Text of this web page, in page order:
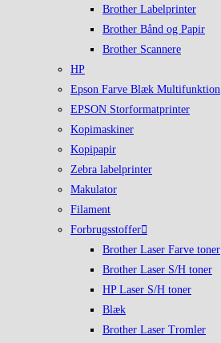
Brother Labelprinter
Brother Bånd og Papir
Brother Scannere
HP
Epson Farve Blæk Multifunktion
EPSON Storformatprinter
Kopimaskiner
Kopipapir
Zebra labelprinter
Makulator
Filament
Forbrugsstoffer
Brother Laser Farve toner
Brother Laser S/H toner
HP Laser S/H toner
Blæk
Brother Laser Tromler